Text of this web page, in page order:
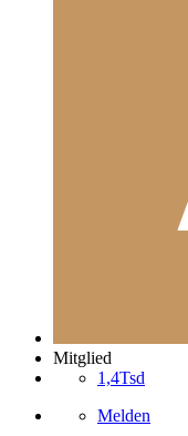
Mitglied
1,4Tsd
Melden